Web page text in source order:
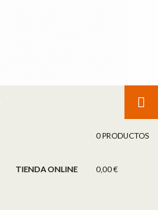
TIENDA ONLINE
0 PRODUCTOS
0,00 €